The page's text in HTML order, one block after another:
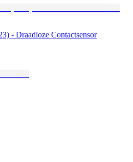
- Draadloze Contactsensor